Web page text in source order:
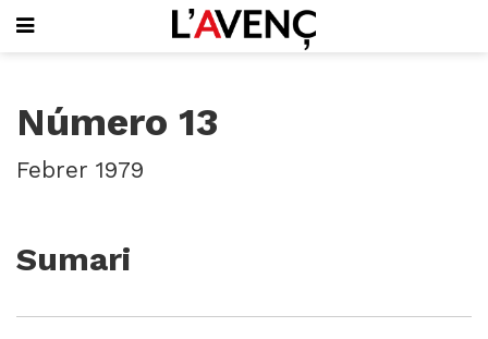
PORTADA
QUI SOM
PUBLICITAT
VIDEOTECA
Número 13
Febrer 1979
Sumari